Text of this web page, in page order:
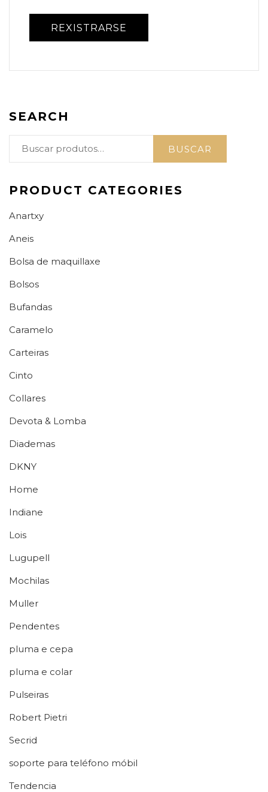
REXISTRARSE
SEARCH
Buscar
BUSCAR
PRODUCT CATEGORIES
Anartxy
Aneis
Bolsa de maquillaxe
Bolsos
Bufandas
Caramelo
Carteiras
Cinto
Collares
Devota & Lomba
Diademas
DKNY
Home
Indiane
Lois
Lugupell
Mochilas
Muller
Pendentes
pluma e cepa
pluma e colar
Pulseiras
Robert Pietri
Secrid
soporte para teléfono móbil
Tendencia